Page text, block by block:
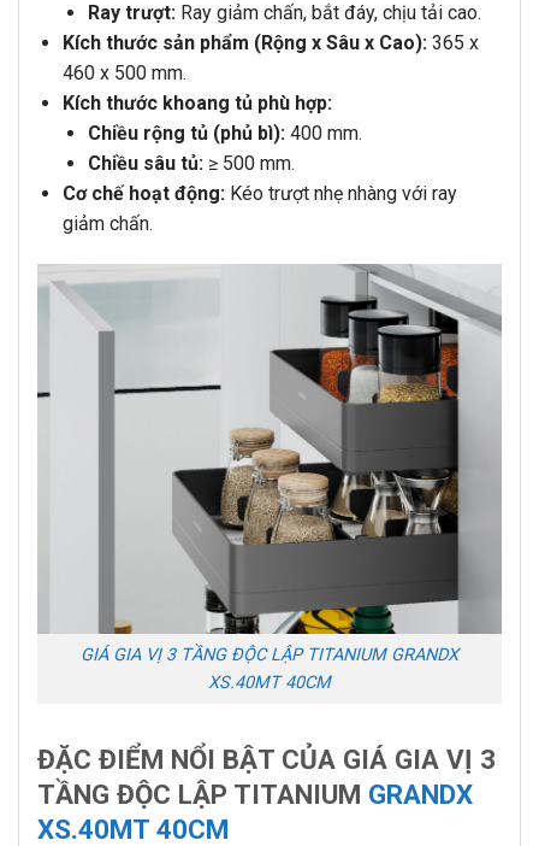
Ray trượt:Ray giảm chấn, bắt đáy, chịu tải cao.
Kích thước sản phẩm (Rộng x Sâu x Cao):365 x
460 x 500 mm.
Kích thước khoang tủ phù hợp:
Chiều rộng tủ (phủ bì):400 mm.
Chiều sâu tủ:≥ 500 mm.
Cơ chế hoạt động:Kéo trượt nhẹ nhàng với ray
giảm chấn.
GIÁ GIA VỊ 3 TẦNG ĐỘC LẬP TITANIUM GRANDX
XS.40MT 40CM
ĐẶC ĐIỂM NỔI BẬT CỦA GIÁ GIA VỊ 3
TẦNG ĐỘC LẬP TITANIUM GRANDX
XS.40MT 40CM